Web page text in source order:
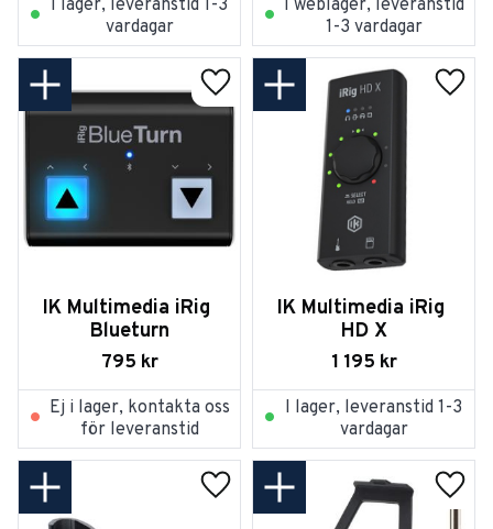
I lager, leveranstid 1-3
vardagar
I weblager, leveranstid
1-3 vardagar
IK Multimedia iRig
Blueturn
795 kr
Lägg till i favoriter
Ej i lager, kontakta oss
för leveranstid
IK Multimedia iRig
HD X
1 195 kr
I lager, leveranstid 1-3
vardagar
Lägg till i favoriter